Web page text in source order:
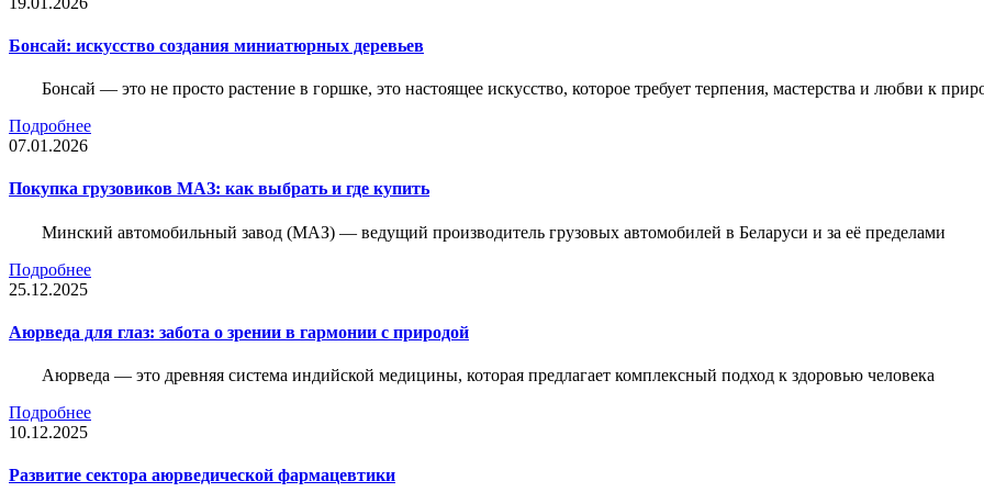
Бонсай: искусство создания миниатюрных деревьев
Бонсай — это не просто растение в горшке, это настоящее искусство, которое требует терпения, мастерства и любви к
Подробнее
07.01.2026
Покупка грузовиков МАЗ: как выбрать и где купить
Минский автомобильный завод (МАЗ) — ведущий производитель грузовых автомобилей в Беларуси и за её пределами
Подробнее
25.12.2025
Аюрведа для глаз: забота о зрении в гармонии с природой
Аюрведа — это древняя система индийской медицины, которая предлагает комплексный подход к здоровью человека
Подробнее
10.12.2025
Развитие сектора аюрведической фармацевтики